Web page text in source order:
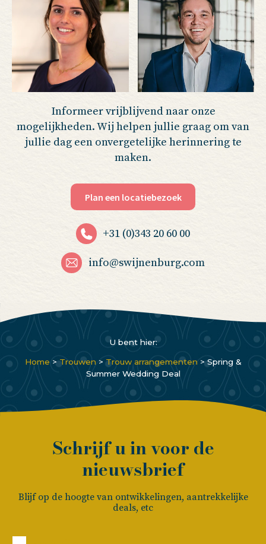
Informeer vrijblijvend naar onze
mogelijkheden. Wij helpen jullie graag om van
jullie dag een onvergetelijke herinnering te
maken.
Plan een locatiebezoek
+31 (0)343 20 60 00
info@swijnenburg.com
U bent hier:
Home > Trouwen > Trouw arrangementen > Spring &
Summer Wedding Deal
Schrijf u in voor de
nieuwsbrief
Blijf op de hoogte van ontwikkelingen, aantrekkelijke
deals, etc